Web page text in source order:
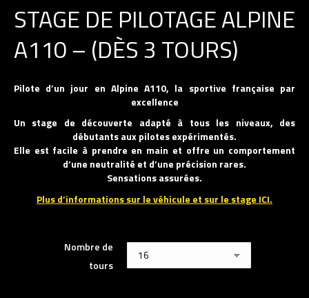
STAGE DE PILOTAGE ALPINE
A110 – (DÈS 3 TOURS)
Pilote d’un jour en Alpine A110, la sportive française par
excellence
Un stage de découverte adapté à tous les niveaux, des
débutants aux pilotes expérimentés.
Elle est facile à prendre en main et offre un comportement
d’une neutralité et d’une précision rares.
Sensations assurées.
Plus d’informations sur le véhicule et sur le stage ICI.
Nombre de
tours